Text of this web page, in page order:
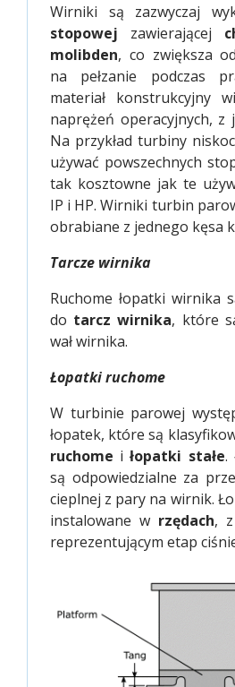
Wirniki są zazwyczaj
stopowej zawierającej
molibden, co zwiększa
na pełzanie podczas
materiał konstrukcyjny
naprężeń operacyjnych, z
Na przykład turbiny
używać powszechnych
tak kosztowne jak te
IP i HP. Wirniki turbin
obrabiane z jednego kęsa
Tarcze wirnika
Ruchome łopatki wirnika
do tarcz wirnika, które
wał wirnika.
Łopatki ruchome
W turbinie parowej
łopatek, które są
ruchome iłopatki stałe.
są odpowiedzialne za
cieplnej z pary na wirnik.
instalowane w rzędach,
reprezentującym etap